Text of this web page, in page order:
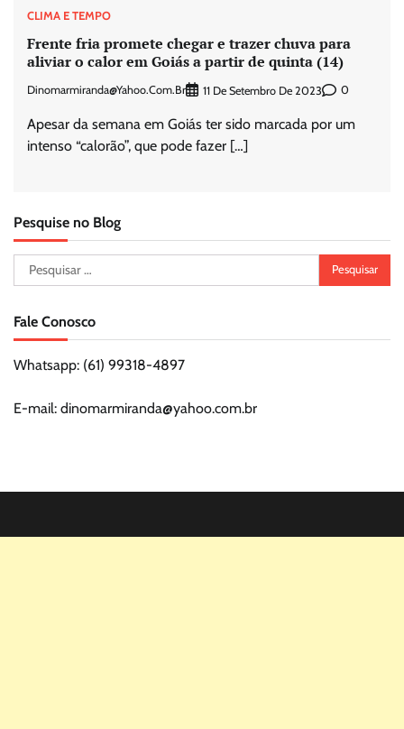
CLIMA E TEMPO
Frente fria promete chegar e trazer chuva para
aliviar o calor em Goiás a partir de quinta (14)
Dinomarmiranda@yahoo.com.br 11 De Setembro De 2023 0
Apesar da semana em Goiás ter sido marcada por um
intenso “calorão”, que pode fazer […]
Pesquise no Blog
Pesquisar
por:
Fale Conosco
Whatsapp: (61) 99318-4897
E-mail: dinomarmiranda@yahoo.com.br